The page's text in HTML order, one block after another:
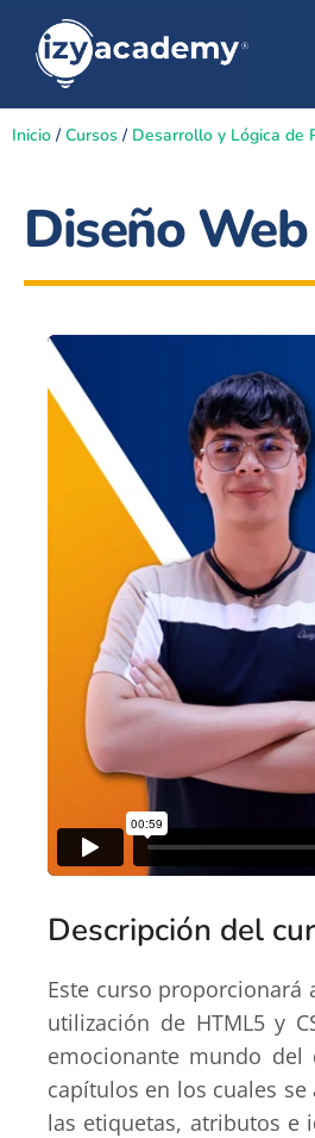
Inicio /Cursos / Desarrollo y Lógica de
Diseño
Descripción del
Este curso
utilización de HTML5 y
emocionante mundo del
capítulos en los cuales se
las etiquetas, atributos e